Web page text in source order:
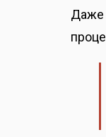
Даже